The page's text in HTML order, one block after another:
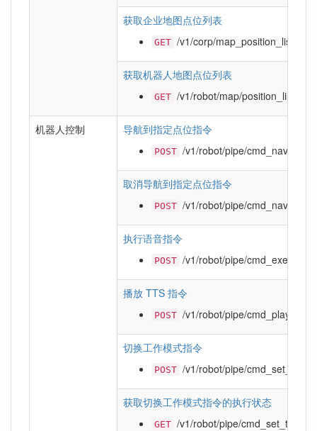
获取企业地图点位列表
GET /v1/corp/map_position_list
获取机器人地图点位列表
GET /v1/robot/map/position_list
机器人控制 导航到指定点位指令
POST /v1/robot/pipe/cmd_navigation
取消导航到指定点位指令
POST /v1/robot/pipe/
执行语音指令
POST /v1/robot/pipe/
播放 TTS 指令
POST /v1/robot/pipe/cmd_play_tts
切换工作模式指令
POST /v1/robot/pipe/
获取切换工作模式指令的执行状态
GET /v1/robot/pipe/